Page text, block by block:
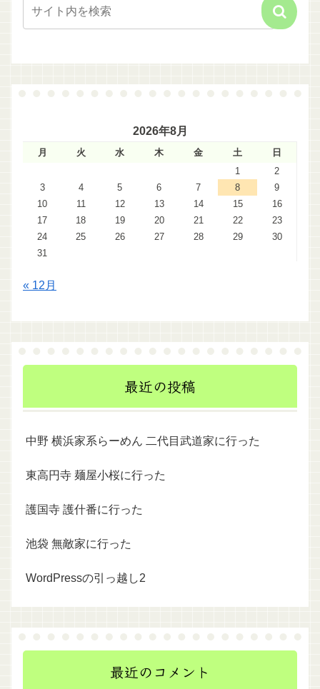
2026年8月
月 火 水 木 金 土
日
1
2
3
4 5 6 7 8
9
10
11 12 13 14 15
16
17
18 19 20 21 22
23
24
25 26 27 28 29
30
31
« 12月
最近の投稿
中野 横浜家系らーめん 二代目武道家に行った
東高円寺 麺屋小桜に行った
護国寺 護什番に行った
池袋 無敵家に行った
WordPressの引っ越し2
最近のコメント